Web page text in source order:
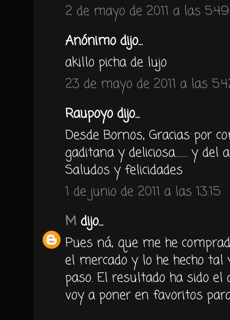
2 de mayo de 2011 a las 5:49
Anónimo dijo...
akillo picha de lujo
23 de mayo de 2011 a las
Raupoyo dijo...
Desde Bornos, Gracias por
gaditana y deliciosa........ y
Saludos y felicidades
1 de junio de 2011 a las 13:15
M dijo...
Pues ná, que me he
el mercado y lo he hecho tal
paso. El resultado ha sido
voy a poner en favoritos